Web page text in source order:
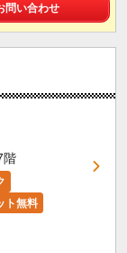
問い合わせ
階
ト無料